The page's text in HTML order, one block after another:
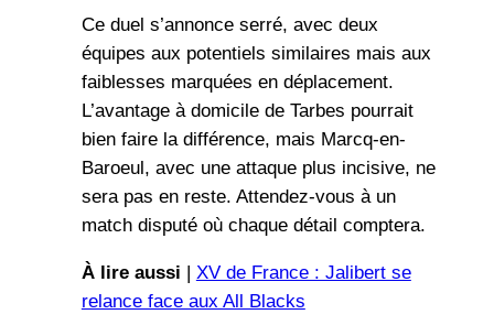
Ce duel s’annonce serré, avec deux
équipes aux potentiels similaires mais aux
faiblesses marquées en déplacement.
L’avantage à domicile de Tarbes pourrait
bien faire la différence, mais Marcq-en-
Baroeul, avec une attaque plus incisive, ne
sera pas en reste. Attendez-vous à un
match disputé où chaque détail comptera.
À lire aussi | XV de France : Jalibert se
relance face aux All Blacks